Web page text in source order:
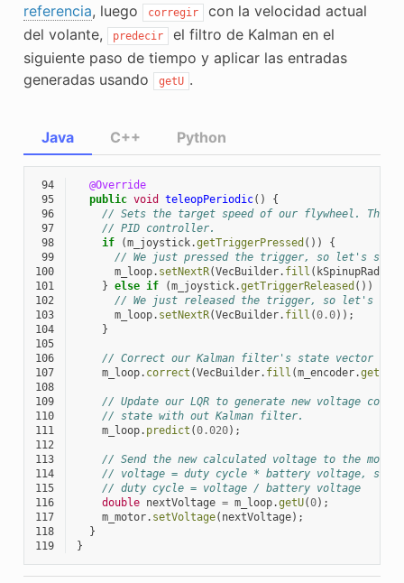
referencia, luego corregir
con la velocidad actual
del volante,
predecir
el filtro de Kalman en el
siguiente paso de tiempo y aplicar las entradas
generadas usando
getU .
Java
94
@Override
95
public void teleopPeriodic()
{
96
// Sets the target speed of our flywheel.
97
// PID controller.
98
if (m_joystick.getTriggerPressed ())
{
99
// We just pressed the trigger, so let's set
100
m_loop. setNextR(VecBuilder. fill (
101
} else if (m_joystick.getTriggerReleased ())
102
// We just released the trigger, so let's spin
103
m_loop. setNextR(VecBuilder. fill (0.0));
104
}
105
106
// Correct our Kalman filter's state vector
107
m_loop. correct (VecBuilder. fill (m_encoder.getRate
108
109
// Update our LQR to generate new voltage
110
// state with out Kalman filter.
111
m_loop. predict (0.020);
112
113
// Send the new calculated voltage to the
114
// voltage = duty cycle * battery voltage, so
115
// duty cycle = voltage / battery voltage
116
double nextVoltage = m_loop.getU(0);
117
m_motor. setVoltage( nextVoltage);
118
}
119
}
C++ Python